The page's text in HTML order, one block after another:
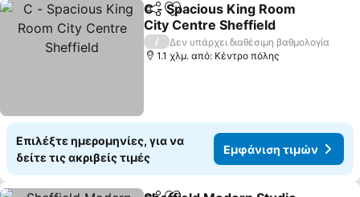
Κοινοποίηση
Προσθήκη στα αγαπημένα
C - Spacious King Room
City Centre Sheffield
Εμφάνιση τιμών
/
Δεν υπάρχει διαθέσιμη βαθμολογία
1.1 χλμ. από: Κέντρο πόλης
Επιλέξτε ημερομηνίες, για να
δείτε τις ακριβείς τιμές
Εμφάνιση τιμών